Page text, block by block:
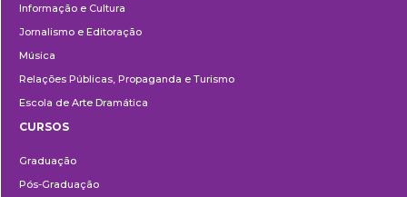
Informação e Cultura
Jornalismo e Editoração
Música
Relações Públicas, Propaganda e Turismo
Escola de Arte Dramática
CURSOS
Graduação
Pós-Graduação